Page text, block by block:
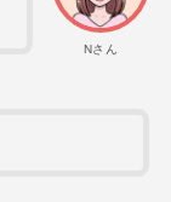
Nさん